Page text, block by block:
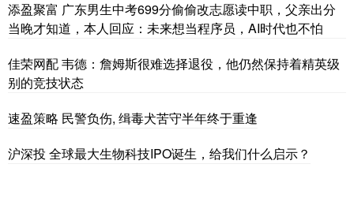
添盈聚富 广东男生中考699分偷偷改志愿读中职，父亲出分
当晚才知道，本人回应：未来想当程序员，AI时代也不怕
佳荣网配 韦德：詹姆斯很难选择退役，他仍然保持着精英级
别的竞技状态
速盈策略 民警负伤, 缉毒犬苦守半年终于重逢
沪深投 全球最大生物科技IPO诞生，给我们什么启示？